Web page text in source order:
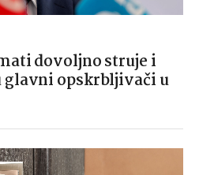
dovoljno struje i
glavni opskrbljivači u